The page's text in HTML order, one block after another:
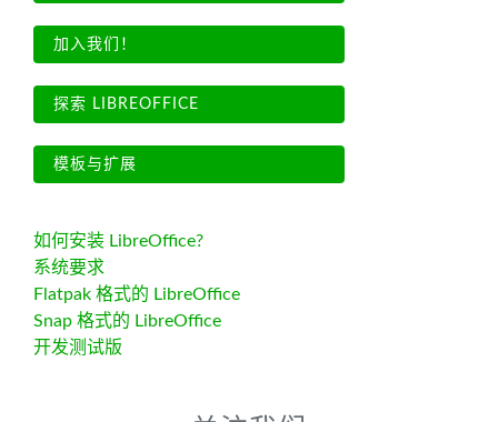
加入我们！
探索 LIBREOFFICE
模板与扩展
如何安装 LibreOffice?
系统要求
Flatpak 格式的 LibreOffice
Snap 格式的 LibreOffice
开发测试版